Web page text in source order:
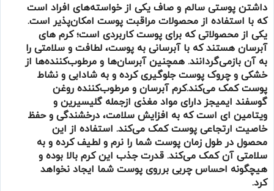
داشتن پوستی سالم و صاف یکی از خواسته‌های افراد است
که با استفاده از محصولات مراقبت پوست امکان‌پذیر است.
یکی از محصولاتی که برای پوست کاربردی است؛ کرم های
آبرسان هستند که با آبرسانی به پوست، لطافت و سلامتی را
به آن بازمی‌گردانند. همچنین آبرسان‌ها و مرطوب‌کننده‌ها از
خشکی و چروک پوست جلوگیری کرده و به شادابی و نشاط
پوست کمک می‌کند.کرم آبرسان و مرطوب‌کننده روغن
گوسفند ایمیجز دارای مواد مغذی ازجمله گلیسیرین و
ویتامین ای است که به افزایش سلامت، درخشندگی و حفظ
خاصیت ارتجاعی پوست کمک می‌کند. استفاده از این
محصول در طول زمان پوست شما را نرم و لطیف کرده و به
سلامتی آن کمک می‌کند. قدرت جذب این کرم بالا بوده و
هیچگونه احساس چربی برروی پوست شما ایجاد نخواهد
کرد.